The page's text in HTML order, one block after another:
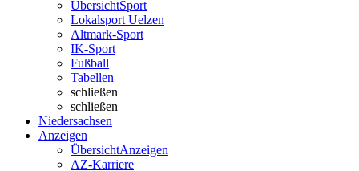
ÜbersichtSport
Lokalsport Uelzen
Altmark-Sport
IK-Sport
Fußball
Tabellen
schließen
schließen
Niedersachsen
Anzeigen
ÜbersichtAnzeigen
AZ-Karriere